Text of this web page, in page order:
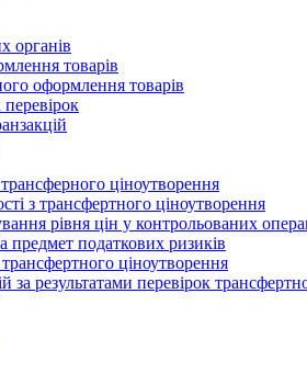
органів
товарів
оформлення товарів
ціноутворення
з трансфертного ціноутворення
рівня цін у контрольованих
предмет податкових ризиків
ціноутворення
результатами перевірок